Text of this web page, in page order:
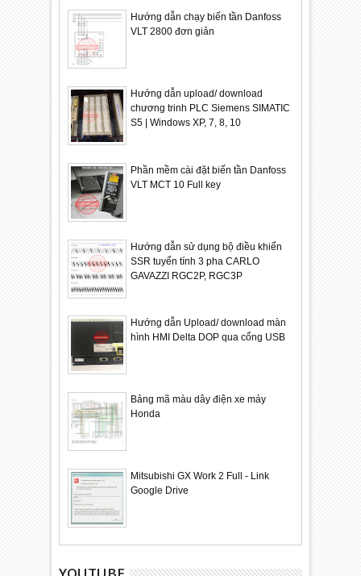
Hướng dẫn chạy biến tần Danfoss
VLT 2800 đơn giản
Hướng dẫn upload/ download
chương trinh PLC Siemens SIMATIC
S5 | Windows XP, 7, 8, 10
Phần mềm cài đặt biến tần Danfoss
VLT MCT 10 Full key
Hướng dẫn sử dụng bộ điều khiển
SSR tuyến tính 3 pha CARLO
GAVAZZI RGC2P, RGC3P
Hướng dẫn Upload/ download màn
hình HMI Delta DOP qua cổng USB
Bảng mã màu dây điện xe máy
Honda
Mitsubishi GX Work 2 Full - Link
Google Drive